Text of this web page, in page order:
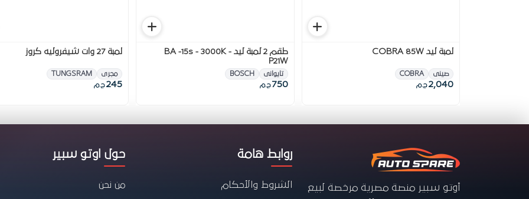
لمبة ليد COBRA 85W
صينى COBRA
2,040 ج.م
طقم 2 لمبة ليد BA -15s - 3000K -
P21W
تايوانى BOSCH
750 ج.م
لمبة 27 وات شيفروليه كروز
مجرى TUNGSRAM
245 ج.م
أوتو سبير منصة مصرية مرخصة لبيع
روابط هامة
الشروط والأحكام
حول اوتو سبير
من نحن